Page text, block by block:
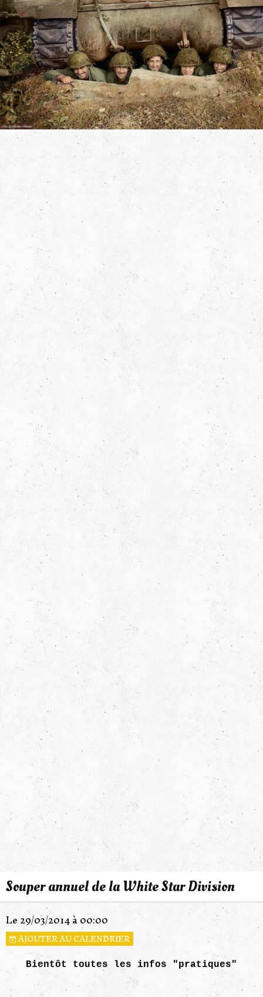
Souper annuel de la White Star Division
Le 29/03/2014à 00:00
AJOUTER AU CALENDRIER
Bientôt toutes les infos "pratiques"